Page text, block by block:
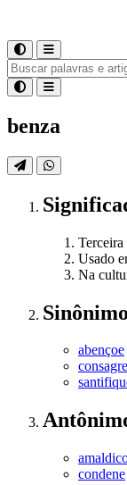
benza
Usado
Na
Sinônimo
abençoe
consagre
condene